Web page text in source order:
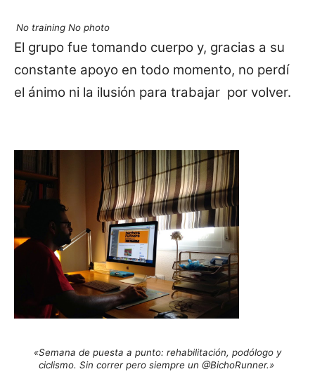
No training No photo
El grupo fue tomando cuerpo y, gracias a su
constante apoyo en todo momento, no perdí
el ánimo ni la ilusión para trabajar por volver.
«Semana de puesta a punto: rehabilitación, podólogo y
ciclismo. Sin correr pero siempre un @BichoRunner.»